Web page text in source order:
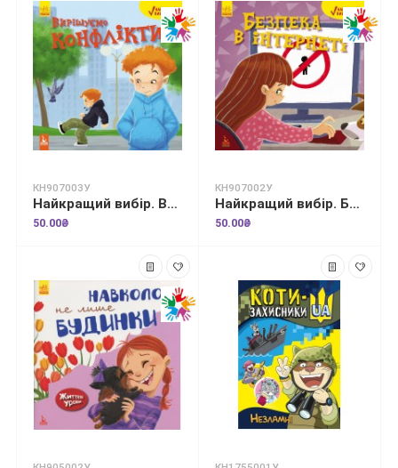
КН907003У
Найкращий вибір. Вирішуємо конфлікти
50.00₴
КН907002У
Найкращий вибір. Безпека в інтернеті
50.00₴